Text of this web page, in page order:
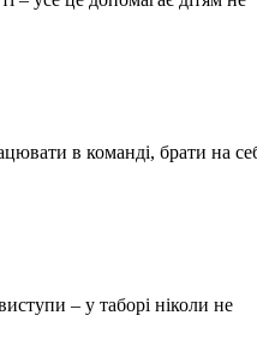
в команді, брати на
– у таборі ніколи не